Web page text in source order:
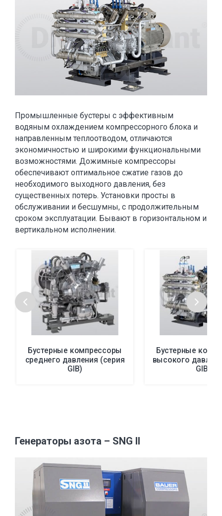
Промышленные бустеры с эффективным
водяным охлаждением компрессорного блока и
направленным теплоотводом, отличаются
экономичностью и широкими функциональными
возможностями. Дожимные компрессоры
обеспечивают оптимальное сжатие газов до
необходимого выходного давления, без
существенных потерь. Установки просты в
обслуживании и бесшумны, с продолжительным
сроком эксплуатации. Бывают в горизонтальном и
вертикальном исполнении.
Бустерные компрессоры
среднего давления (серия
GIB)
Бустерные
высокого
GIB)
Генераторы азота – SNG II